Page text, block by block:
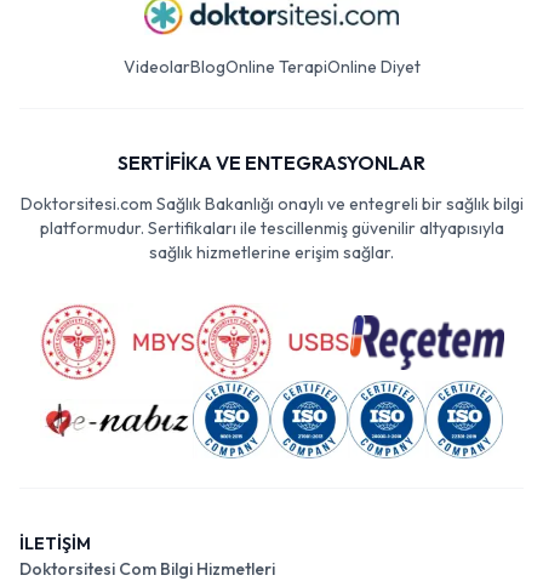
VideolarBlogOnline TerapiOnline Diyet
SERTİFİKA VE ENTEGRASYONLAR
Doktorsitesi.com Sağlık Bakanlığı onaylı ve entegreli bir sağlık bilgi
platformudur. Sertifikaları ile tescillenmiş güvenilir altyapısıyla
sağlık hizmetlerine erişim sağlar.
İLETİŞİM
Doktorsitesi Com Bilgi Hizmetleri